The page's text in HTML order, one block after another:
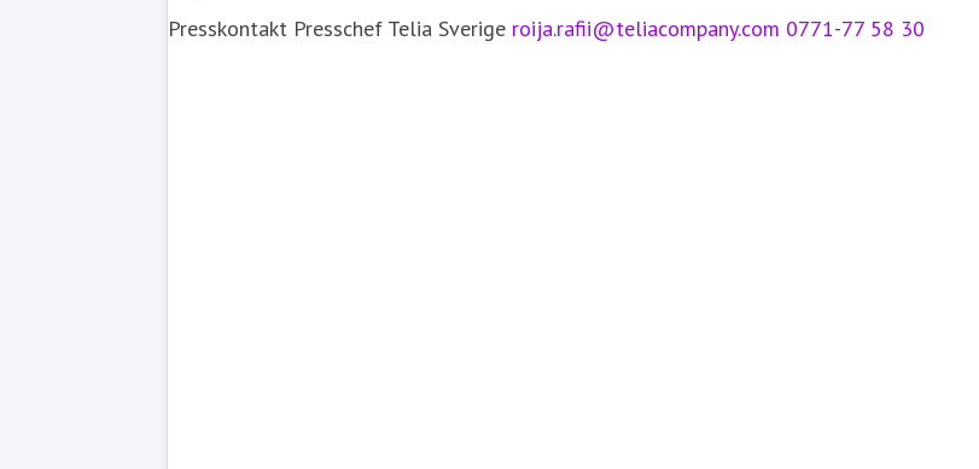
Presskontakt Presschef Telia Sverige roija.rafii@teliacompany.com 0771-77 58 30